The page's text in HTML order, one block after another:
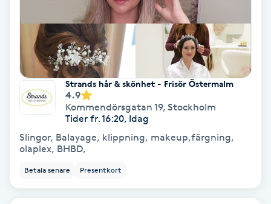
Psoriasis
Radiofrekvens
Rakning
Strands hår & skönhet - Frisör Östermalm
4.9
Kommendörsgatan 19, Stockholm
Tider fr. 16:20, Idag
Slingor, Balayage, klippning, makeup,färgning,
olaplex, BHBD,
Betala senare Presentkort